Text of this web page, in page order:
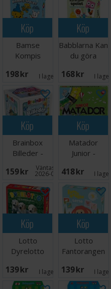
Köp
Bamse
Kompis
Brädspel
198 SEK I lager:
Köp
Babblarna Kan
du göra
Brädspel
168 SEK I lager:
Köp
Brainbox
Billeder -
DANSK
159 SEK Väntas in:
2026-08-15
Köp
Matador
Junior -
418 SEK I lager:
Köp
Lotto
Dyrelotto
139 SEK I lager:
Köp
Lotto
Fantorangen
139 SEK I lager: